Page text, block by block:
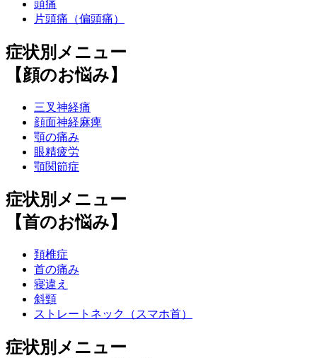
頭痛
片頭痛（偏頭痛）
症状別メニュー
【顔のお悩み】
三叉神経痛
顔面神経麻痺
顎の痛み
眼精疲労
顎関節症
症状別メニュー
【首のお悩み】
頚椎症
首の痛み
寝違え
斜頸
ストレートネック（スマホ首）
症状別メニュー